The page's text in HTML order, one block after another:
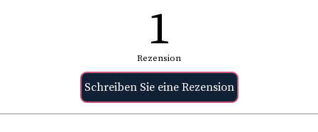
1
Rezension